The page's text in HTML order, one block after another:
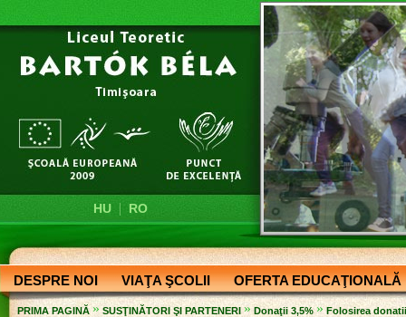
HU| RO
DESPRE NOI VIAŢA ŞCOLII OFERTA EDUCAŢIONALĂ
PRIMA PAGINĂ » SUSŢINĂTORI ŞI PARTENERI » Donaţii 3,5% » Folosirea